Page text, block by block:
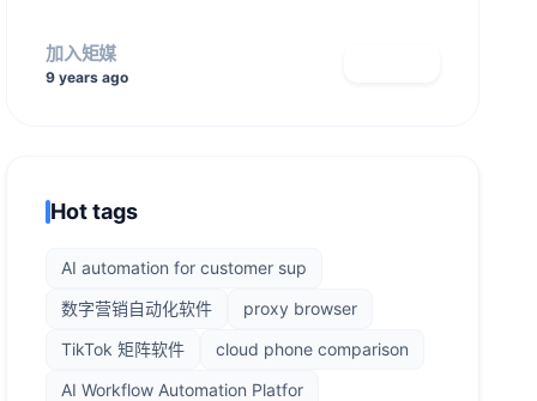
加入矩媒
9 years ago
Hot tags
AI automation for customer sup
数字营销自动化软件
proxy browser
TikTok 矩阵软件
cloud phone comparison
AI Workflow Automation Platfor